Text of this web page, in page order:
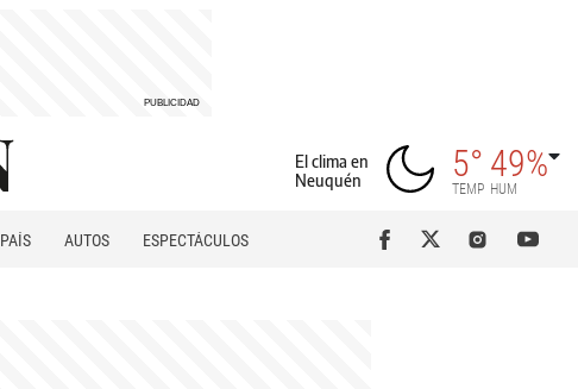
El clima en
Neuquén
5°
TEMP
49%
HUM
PAÍS AUTOS
ESPECTÁCULOS